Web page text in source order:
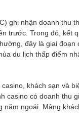
ghi nhận doanh thu
trước. Trong đó, kết
đây là giai đoạn
du lịch thấp điểm
khách sạn và
casino có doanh thu
năm ngoái. Mảng